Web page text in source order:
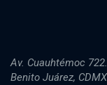
Av. Cuauhtémoc
Benito Juárez, CDMX